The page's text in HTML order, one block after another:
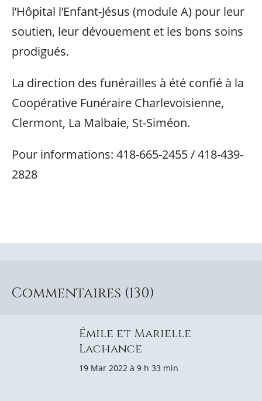
l’Hôpital l’Enfant-Jésus (module A) pour leur
soutien, leur dévouement et les bons soins
prodigués.
La direction des funérailles à été confié à la
Coopérative Funéraire Charlevoisienne,
Clermont, La Malbaie, St-Siméon.
Pour informations: 418-665-2455 / 418-439-
2828
Commentaires (130)
Émile et Marielle
Lachance
19 Mar 2022 à 9 h 33 min